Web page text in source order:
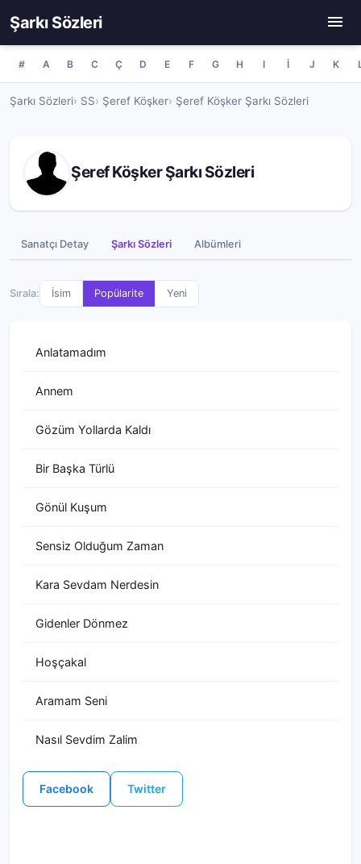
Şarkı Sözleri
# A B C Ç D E F G H I İ J K
Şarkı Sözleri SS Şeref Köşker Şeref Köşker Şarkı Sözleri
Şeref Köşker Şarkı Sözleri
Sanatçı Detay Şarkı Sözleri Albümleri
Sırala: İsim Popülarite Yeni
Anlatamadım
Annem
Gözüm Yollarda Kaldı
Bir Başka Türlü
Gönül Kuşum
Sensiz Olduğum Zaman
Kara Sevdam Nerdesin
Gidenler Dönmez
Hoşçakal
Aramam Seni
Nasıl Sevdim Zalim
Facebook Twitter